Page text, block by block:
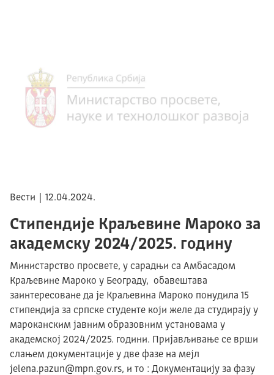
Вести | 12.04.2024.
Стипендије Краљевине Мароко за
академску 2024/2025. годину
Министарство просвете, у сарадњи са Амбасадом
Краљевине Мароко у Београду, обавештава
заинтересоване да је Краљевина Мароко понудила 15
стипендија за српске студенте који желе да студирају у
мароканским јавним образовним установама у
академској 2024/2025. години. Пријављивање се врши
слањем документације у две фазе на мејл
jelena.pazun@mpn.gov.rs, и то : Документацију за фазу